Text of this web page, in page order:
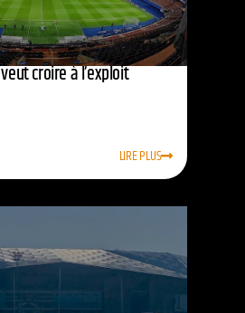
veut croire à l’exploit
LIRE PLUS